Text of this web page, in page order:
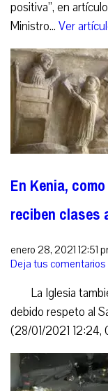
positiva”, en
Ministro... Ver
En Kenia,
reciben clases
enero 28, 2021 12:51
Deja tus comentarios
La Iglesia
debido respeto al
(28/01/2021 12:24,